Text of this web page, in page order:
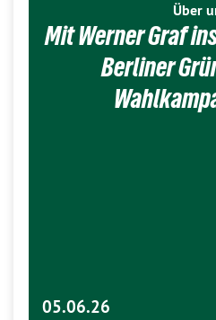
Über
Mit Werner Graf
Berliner
05.06.26